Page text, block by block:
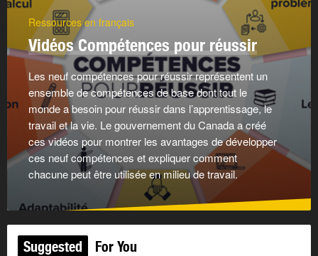
Ressources en français
Vidéos Compétences pour réussir
Les neuf compétences pour réussir représentent un
ensemble de compétences de base dont tout le
monde a besoin pour réussir dans l’apprentissage, le
travail et la vie. Le gouvernement du Canada a créé
ces vidéos pour montrer les avantages de développer
ces neuf compétences et expliquer comment
chacune peut être utilisée en milieu de travail.
Suggested For You